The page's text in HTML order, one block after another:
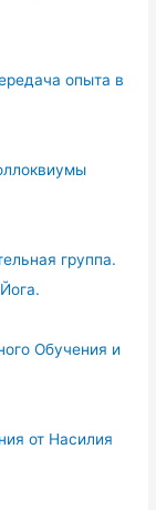
опыта в
группа.
Обучения и
от Насилия